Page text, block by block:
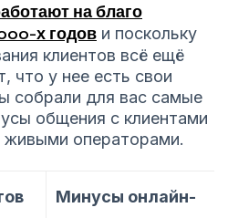
на благо
х годов и поскольку
клиентов всё ещё
что у нее есть свои
собрали для вас самые
общения с клиентами
живыми операторами.
Минусы онлайн-